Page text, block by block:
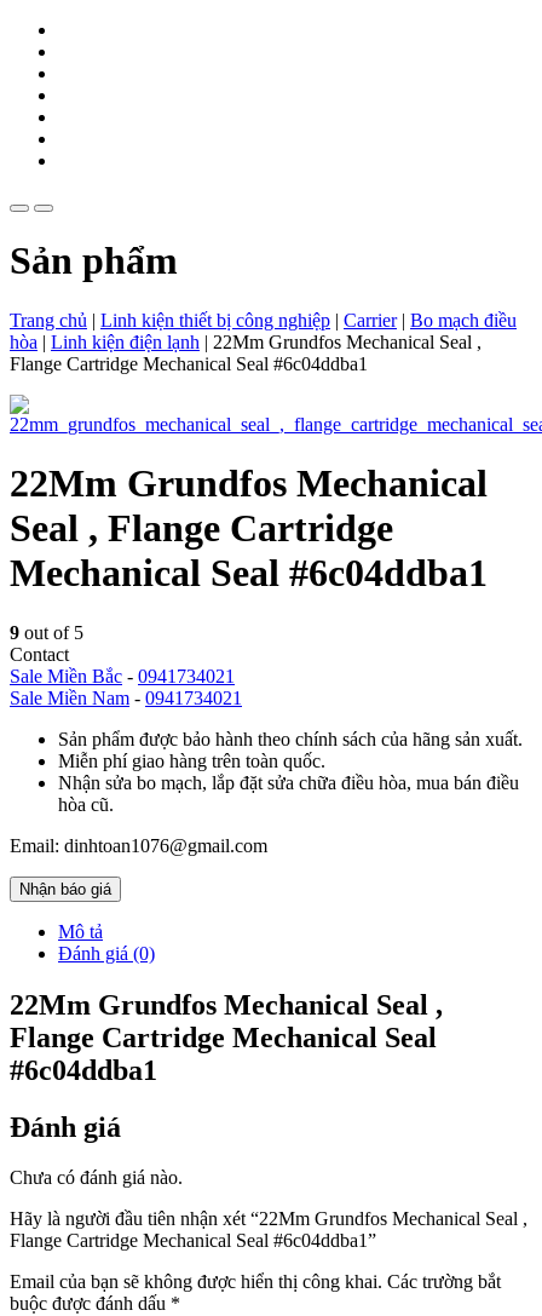
Sản phẩm
Trang chủ | Linh kiện thiết bị công nghiệp | Carrier| Bo mạch điều
hòa | Linh kiện điện lạnh | 22Mm Grundfos Mechanical Seal ,
Flange Cartridge Mechanical Seal #6c04ddba1
22Mm Grundfos Mechanical
Seal , Flange Cartridge
Mechanical Seal #6c04ddba1
9 out of 5
Contact
Sale Miền Bắc - 0941734021
Sale Miền Nam - 0941734021
Sản phẩm được bảo hành theo chính sách của hãng sản xuất.
Miễn phí giao hàng trên toàn quốc.
Nhận sửa bo mạch, lắp đặt sửa chữa điều hòa, mua bán điều
hòa cũ.
Email: dinhtoan1076@gmail.com
Nhận báo giá
Mô tả
Đánh giá (0)
22Mm Grundfos Mechanical Seal ,
Flange Cartridge Mechanical Seal
#6c04ddba1
Đánh giá
Chưa có đánh giá nào.
Hãy là người đầu tiên nhận xét “22Mm Grundfos Mechanical Seal ,
Flange Cartridge Mechanical Seal #6c04ddba1”
Email của bạn sẽ không được hiển thị công khai. Các trường bắt
buộc được đánh dấu *